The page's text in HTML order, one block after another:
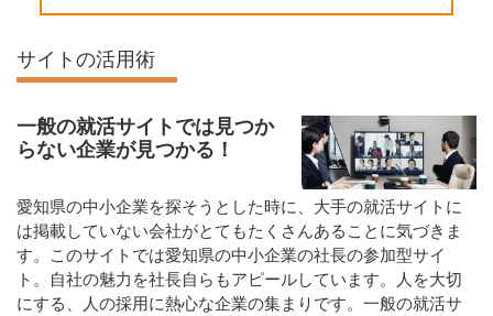
サイトの活用術
一般の就活サイトでは見つか
らない企業が見つかる！
愛知県の中小企業を探そうとした時に、大手の就活サイトに
は掲載していない会社がとてもたくさんあることに気づきま
す。このサイトでは愛知県の中小企業の社長の参加型サイ
ト。自社の魅力を社長自らもアピールしています。人を大切
にする、人の採用に熱心な企業の集まりです。一般の就活サ